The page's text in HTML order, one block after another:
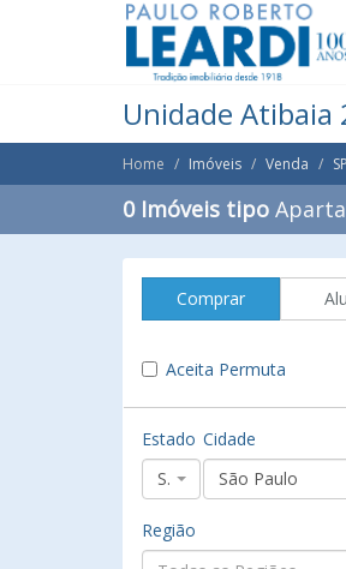
Unidade Atibaia
Home Imóveis Venda SP
0 Imóveis tipo
Comprar
Aceita Permuta
Estado
SP
Cidade
São Paulo
Região